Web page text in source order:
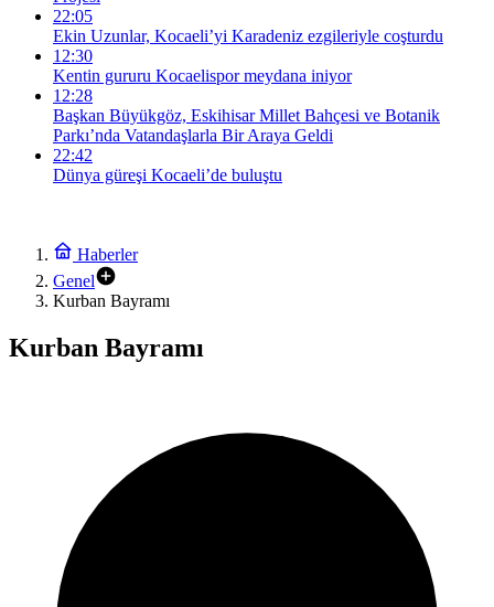
22:05
Ekin Uzunlar, Kocaeli’yi Karadeniz ezgileriyle coşturdu
12:30
Kentin gururu Kocaelispor meydana iniyor
12:28
Başkan Büyükgöz, Eskihisar Millet Bahçesi ve Botanik
Parkı’nda Vatandaşlarla Bir Araya Geldi
22:42
Dünya güreşi Kocaeli’de buluştu
Haberler
Genel
Kurban Bayramı
Kurban Bayramı